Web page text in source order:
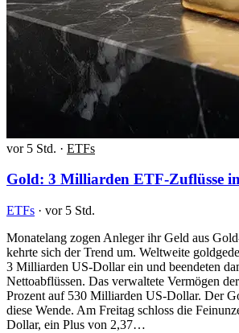
vor 5 Std. · ETFs
Gold: 3 Milliarden ETF-Zuflüsse
ETFs · vor 5 Std.
Monatelang zogen Anleger ihr Geld aus
kehrte sich der Trend um. Weltweite
3 Milliarden US-Dollar ein und beendeten
Nettoabflüssen. Das verwaltete Vermögen
Prozent auf 530 Milliarden US-Dollar. Der
diese Wende. Am Freitag schloss die
Dollar, ein Plus von 2,37…